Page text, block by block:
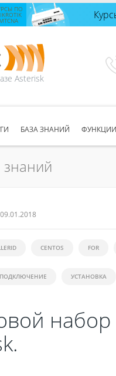
с 24
ПО
MTCNA
Asterisk
БАЗА ЗНАНИЙ ФУНКЦИИ
знаний
09.01.2018
CENTOS FOR
ПОДКЛЮЧЕНИЕ УСТАНОВКА
набор